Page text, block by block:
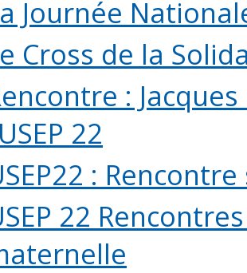
Journée
Cross de la
:
22
:
22